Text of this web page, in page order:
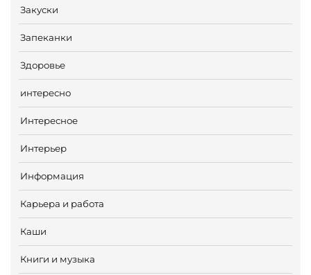
Закуски
Запеканки
Здоровье
интересно
Интересное
Интерьер
Информация
Карьера и работа
Каши
Книги и музыка